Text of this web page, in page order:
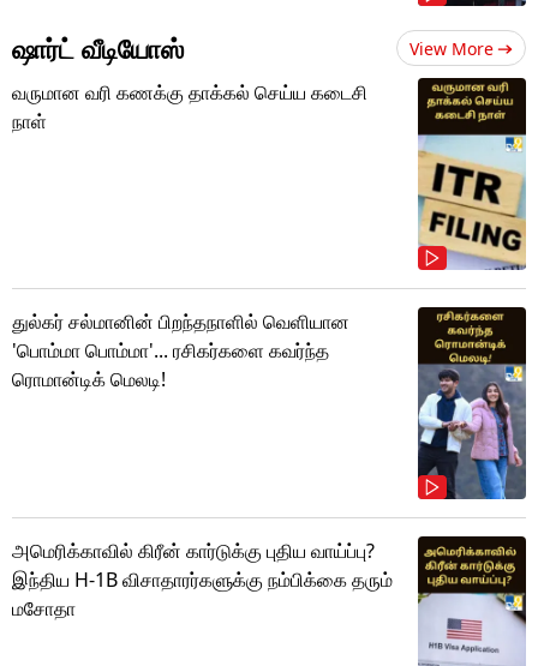
ஷார்ட் வீடியோஸ் View More
வருமான வரி கணக்கு தாக்கல் செய்ய கடைசி
நாள்
துல்கர் சல்மானின் பிறந்தநாளில் வெளியான
'பொம்மா பொம்மா'... ரசிகர்களை கவர்ந்த
ரொமான்டிக் மெலடி!
அமெரிக்காவில் கிரீன் கார்டுக்கு புதிய வாய்ப்பு?
இந்திய H-1B விசாதாரர்களுக்கு நம்பிக்கை தரும்
மசோதா